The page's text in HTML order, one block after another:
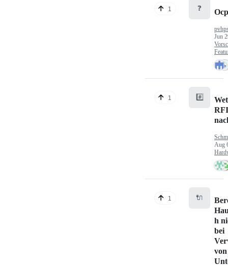
1 ❓
Jun
1 #️⃣
Aug
1 🔌
h
bei
von